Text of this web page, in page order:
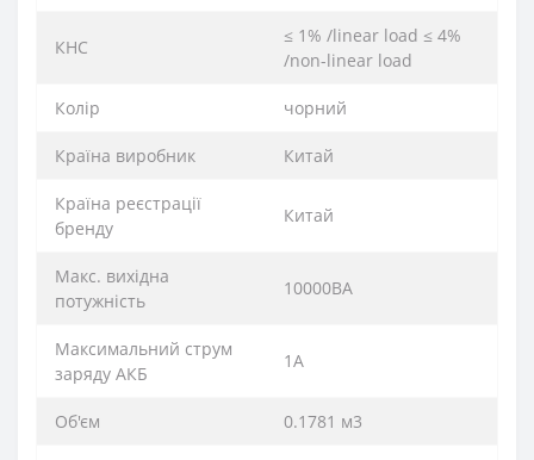
КНС
≤ 1% /linear load ≤ 4%
/non-linear load
Колір чорний
Країна виробник Китай
Країна реєстрації
бренду
Китай
Макс. вихідна
потужність
10000ВА
Максимальний струм
заряду АКБ
1A
Об'єм 0.1781 м3